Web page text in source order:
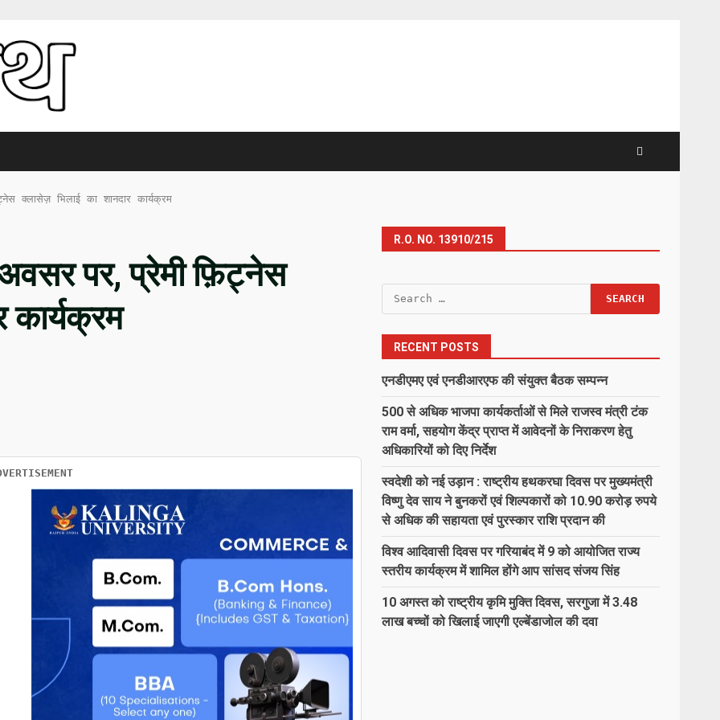
क्लासेज़ भिलाई का शानदार कार्यक्रम
अवसर पर, प्रेमी फ़िट्नेस
कार्यक्रम
R.O. NO. 13910/215
Search
for:
RECENT POSTS
एनडीएमए एवं एनडीआरएफ की संयुक्त बैठक सम्पन्न
500 से अधिक भाजपा कार्यकर्ताओं से मिले राजस्व मंत्री टंक
राम वर्मा, सहयोग केंद्र प्राप्त में आवेदनों के निराकरण हेतु
अधिकारियों को दिए निर्देश
स्वदेशी को नई उड़ान : राष्ट्रीय हथकरघा दिवस पर मुख्यमंत्री
विष्णु देव साय ने बुनकरों एवं शिल्पकारों को 10.90 करोड़ रुपये
से अधिक की सहायता एवं पुरस्कार राशि प्रदान की
विश्व आदिवासी दिवस पर गरियाबंद में 9 को आयोजित राज्य
स्तरीय कार्यक्रम में शामिल होंगे आप सांसद संजय सिंह
10 अगस्त को राष्ट्रीय कृमि मुक्ति दिवस, सरगुजा में 3.48
लाख बच्चों को खिलाई जाएगी एल्बेंडाजोल की दवा